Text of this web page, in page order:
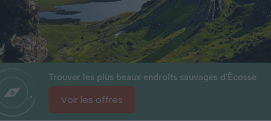
Trouver les plus beaux endroits sauvages d'Écosse
Voir les offres